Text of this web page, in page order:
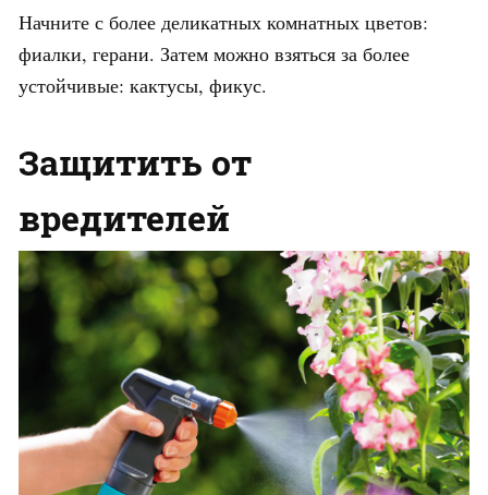
Начните с более деликатных комнатных цветов:
фиалки, герани. Затем можно взяться за более
устойчивые: кактусы, фикус.
Защитить от
вредителей